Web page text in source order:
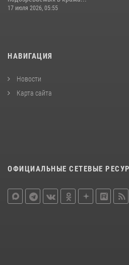
17 июля 2026, 05:55
НАВИГАЦИЯ
Новости
Карта сайта
ОФИЦИАЛЬНЫЕ СЕТЕВЫЕ